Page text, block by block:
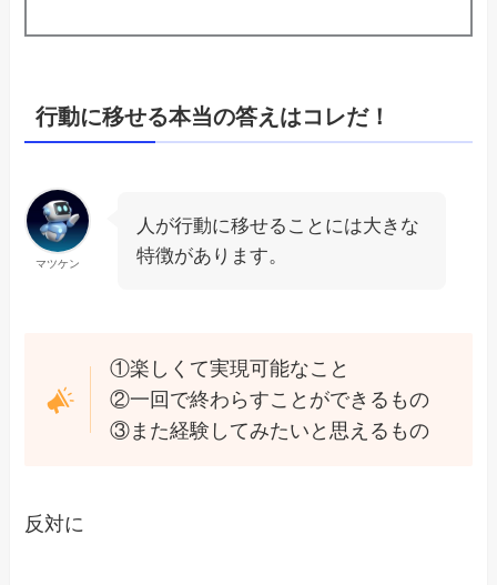
行動に移せる本当の答えはコレだ！
マツケン
人が行動に移せることには大きな
特徴があります。
①楽しくて実現可能なこと
②一回で終わらすことができるもの
③また経験してみたいと思えるもの
反対に